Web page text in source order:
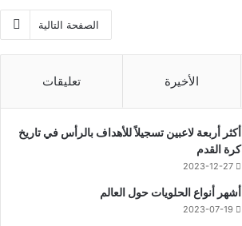
الصفحة التالية
الأخيرة تعليقات
أكثر أربعة لاعبين تسجيلاً للأهداف بالرأس في تاريخ
كرة القدم
2023-12-27
أشهر أنواع الحلويات حول العالم
2023-07-19